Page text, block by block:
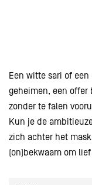
Een witte sari of
geheimen, een offer
zonder te falen
Kun je de
zich achter het
(on)bekwaam om